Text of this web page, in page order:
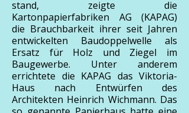
stand, zeigte die
Kartonpapierfabriken AG (KAPAG)
die Brauchbarkeit ihrer seit Jahren
entwickelten Baudoppelwelle als
Ersatz für Holz und Ziegel im
Baugewerbe. Unter anderem
errichtete die KAPAG das Viktoria-
Haus nach Entwürfen des
Architekten Heinrich Wichmann. Das